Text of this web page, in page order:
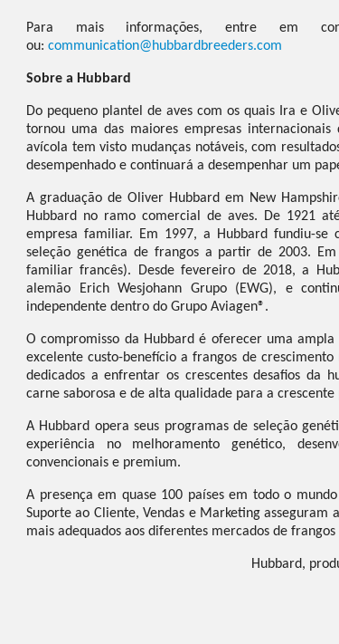
Para mais informações, entre em
ou: communication@hubbardbreeders.com
Sobre a Hubbard
Do pequeno plantel de aves com os quais Ira e
tornou uma das maiores empresas
avícola tem visto mudanças notáveis, com
desempenhado e continuará a desempenhar um
A graduação de Oliver Hubbard em New
Hubbard no ramo comercial de aves. De 1921
empresa familiar. Em 1997, a Hubbard fundiu-se
seleção genética de frangos a partir de 2003.
familiar francês). Desde fevereiro de 2018, a
alemão Erich Wesjohann Grupo (EWG), e
independente dentro do Grupo Aviagen®.
O compromisso da Hubbard é oferecer uma
excelente custo-benefício a frangos de
dedicados a enfrentar os crescentes desafios da
carne saborosa e de alta qualidade para a
A Hubbard opera seus programas de seleção
experiência no melhoramento genético,
convencionais e premium.
A presença em quase 100 países em todo o
Suporte ao Cliente, Vendas e Marketing
mais adequados aos diferentes mercados de
Hubbard,